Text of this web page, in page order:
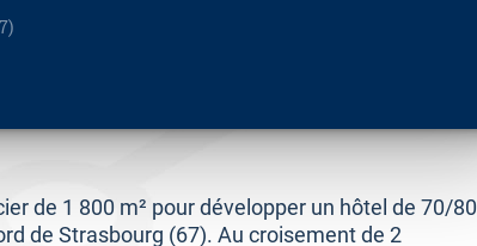
de 1 800 m² pour développer un hôtel de 70/80
de Strasbourg (67). Au croisement de 2